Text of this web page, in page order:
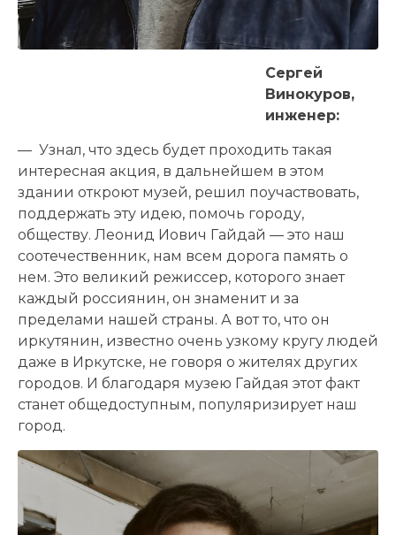
Сергей
Винокуров,
инженер:
— Узнал, что здесь будет проходить такая
интересная акция, в дальнейшем в этом
здании откроют музей, решил поучаствовать,
поддержать эту идею, помочь городу,
обществу. Леонид Иович Гайдай — это наш
соотечественник, нам всем дорога память о
нем. Это великий режиссер, которого знает
каждый россиянин, он знаменит и за
пределами нашей страны. А вот то, что он
иркутянин, известно очень узкому кругу людей
даже в Иркутске, не говоря о жителях других
городов. И благодаря музею Гайдая этот факт
станет общедоступным, популяризирует наш
город.